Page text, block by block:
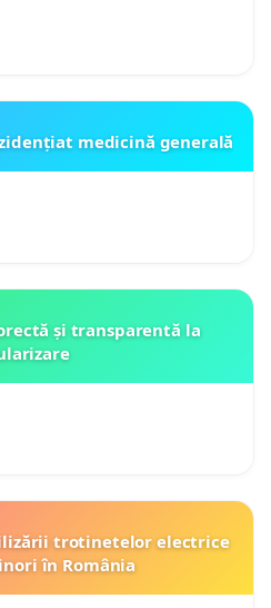
medicină generală
și transparentă la
trotinetelor electrice
în România